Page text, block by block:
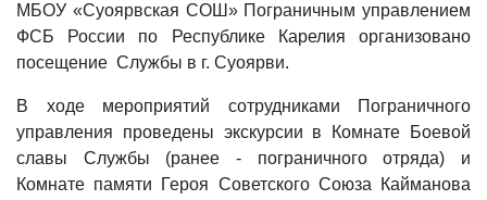
МБОУ «Суоярвская СОШ» Пограничным управлением
ФСБ России по Республике Карелия организовано
посещение Службы в г. Суоярви.
В ходе мероприятий сотрудниками Пограничного
управления проведены экскурсии в Комнате Боевой
славы Службы (ранее - пограничного отряда) и
Комнате памяти Героя Советского Союза Кайманова